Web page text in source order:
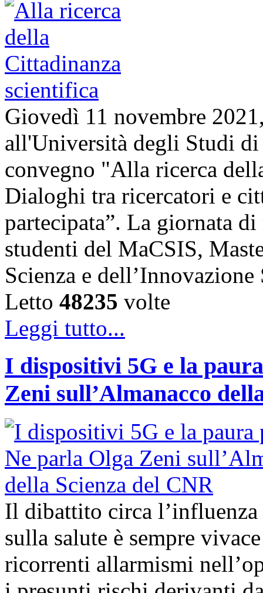
Giovedì 11 novembre
all'Università degli Studi
convegno "Alla ricerca
Dialoghi tra ricercatori e
partecipata”. La giornata
studenti del MaCSIS,
Scienza e
Letto 48235 volte
Leggi tutto...
I dispositivi 5G e la
Zeni sull’Almanacco
Il dibattito circa
sulla salute è sempre
ricorrenti allarmismi